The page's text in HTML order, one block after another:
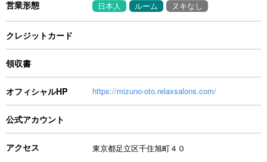
営業形態 日本人 ルーム ヌキなし
クレジットカード
領収書
オフィシャルHP https://mizuno-oto.relaxsalons.com/
公式アカウント
アクセス 東京都足立区千住旭町４０